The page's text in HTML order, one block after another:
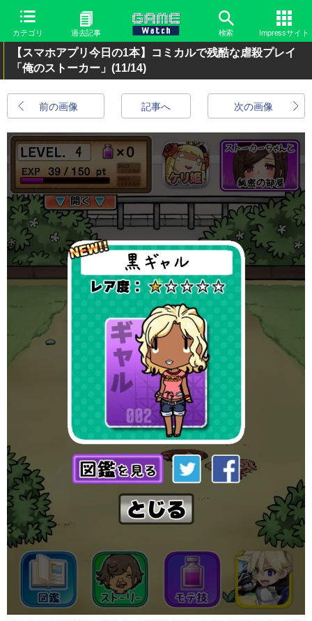
カテゴリ 過去記事 検索 Impressサイト
【スマホアプリ今日の1本】コミカルで残酷な虐殺プレイ
「俺のストーカー」 (11/14)
前の画像 次の画像
記事へ